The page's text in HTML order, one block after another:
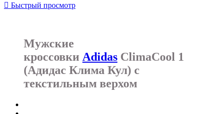
 Быстрый просмотр
Мужские
кроссовки Adidas ClimaCool 1
(Адидас Клима Кул) с
текстильным верхом